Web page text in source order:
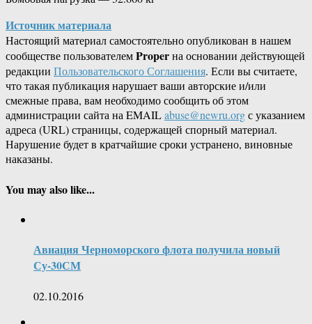
Источник материала
Настоящий материал самостоятельно опубликован в нашем
сообществе пользователемProperна основании действующей
редакции Пользовательского Соглашения. Если вы считаете,
что такая публикация нарушает ваши авторские и/или
смежные права, вам необходимо сообщить об этом
администрации сайта на EMAILabuse@newru.orgс указанием
адреса (URL) страницы, содержащей спорный материал.
Нарушение будет в кратчайшие сроки устранено, виновные
наказаны.
You may also like...
Авиация Черноморского флота получила новый
Су-30СМ
02.10.2016